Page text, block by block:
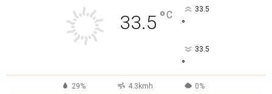
33.5 °C 33.5
°
33.5
°
29% 4.3kmh 0%